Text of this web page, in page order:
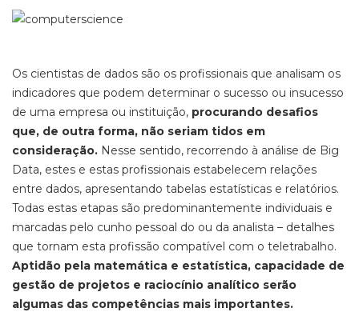
Os cientistas de dados são os profissionais que analisam os
indicadores que podem determinar o sucesso ou insucesso
de uma empresa ou instituição, procurando desafios
que, de outra forma, não seriam tidos em
consideração. Nesse sentido, recorrendo à análise de Big
Data, estes e estas profissionais estabelecem relações
entre dados, apresentando tabelas estatísticas e relatórios.
Todas estas etapas são predominantemente individuais e
marcadas pelo cunho pessoal do ou da analista – detalhes
que tornam esta profissão compatível com o teletrabalho.
Aptidão pela matemática e estatística, capacidade de
gestão de projetos e raciocínio analítico serão
algumas das competências mais importantes.